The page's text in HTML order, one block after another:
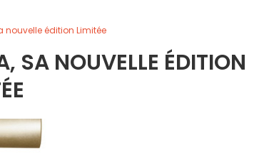
nouvelle édition Limitée
SA NOUVELLE ÉDITION